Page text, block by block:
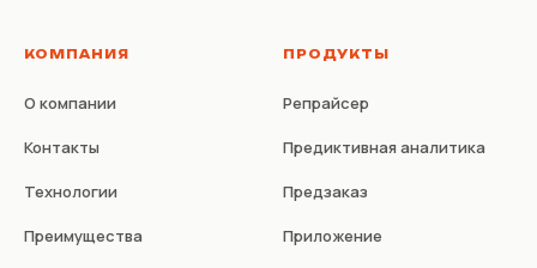
КОМПАНИЯ
О компании
Контакты
Технологии
Преимущества
ПРОДУКТЫ
Репрайсер
Предиктивная аналитика
Предзаказ
Приложение